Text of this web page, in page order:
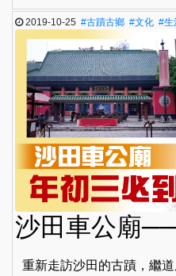
2019-10-25#古蹟古鄉 #文化 #生
沙田車公廟
重新走訪沙田的古蹟，繼